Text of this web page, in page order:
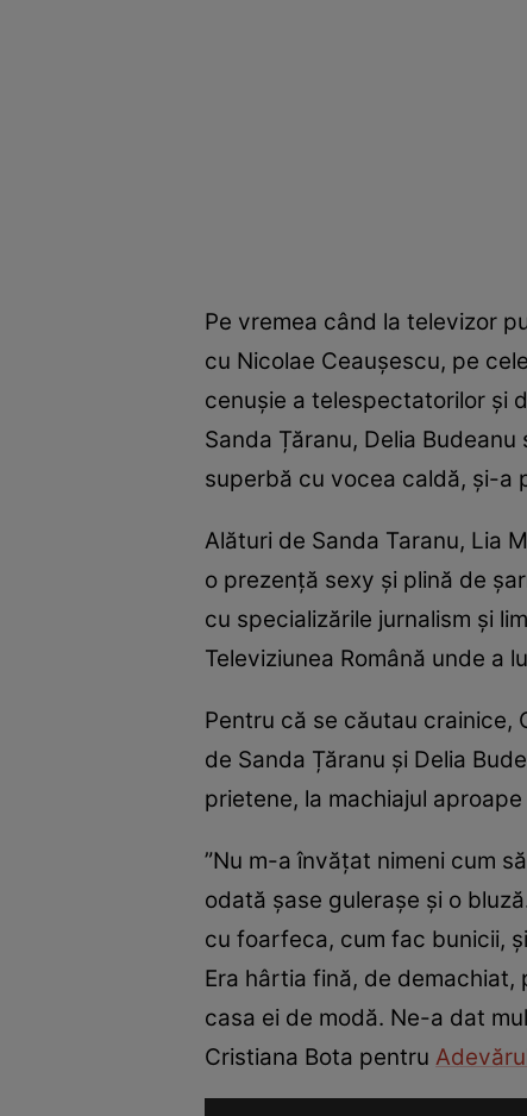
Pe vremea când la televizor
cu Nicolae Ceaușescu, pe
cenușie a telespectatorilor și
Sanda Țăranu, Delia
superbă cu vocea caldă, și-a
Alături de Sanda Taranu, Lia
o prezenţă sexy şi plină de
cu specializările jurnalism şi
Televiziunea Română unde a
Pentru că se căutau crainice,
de Sanda Țăranu și Delia
prietene, la machiajul
”Nu m-a învăţat nimeni cum
odată şase guleraşe şi o
cu foarfeca, cum fac bunicii,
Era hârtia fină, de demachiat,
casa ei de modă. Ne-a dat
Cristiana Bota pentru